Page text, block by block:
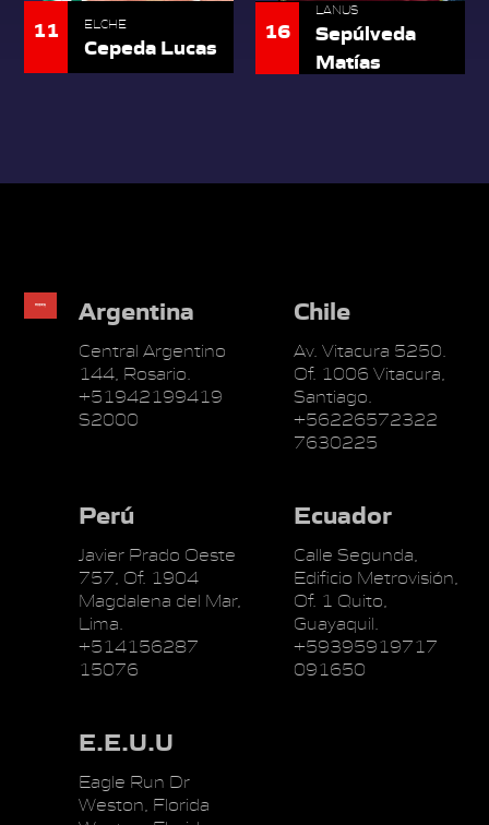
11 ELCHE
Cepeda Lucas
16
LANUS
Sepúlveda
Matías
Argentina
Central Argentino
144, Rosario.
+51942199419
S2000
Chile
Av. Vitacura 5250.
Of. 1006 Vitacura,
Santiago.
+56226572322
7630225
Perú
Javier Prado Oeste
757, Of. 1904
Magdalena del Mar,
Lima.
+514156287
15076
Ecuador
Calle Segunda,
Edificio Metrovisión,
Of. 1 Quito,
Guayaquil.
+59395919717
091650
E.E.U.U
Eagle Run Dr
Weston, Florida